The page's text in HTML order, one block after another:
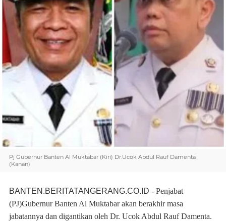
Pj Gubernur Banten Al Muktabar (Kiri) Dr.Ucok Abdul Rauf Damenta
(Kanan)
BANTEN.BERITATANGERANG.CO.ID - Penjabat
(PJ)Gubernur Banten Al Muktabar akan berakhir masa
jabatannya dan digantikan oleh Dr. Ucok Abdul Rauf Damenta.